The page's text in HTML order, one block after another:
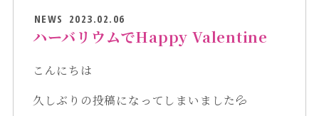
NEWS 2023.02.06
ハーバリウムでHappy Valentine
こんにちは
久しぶりの投稿になってしまいました💦